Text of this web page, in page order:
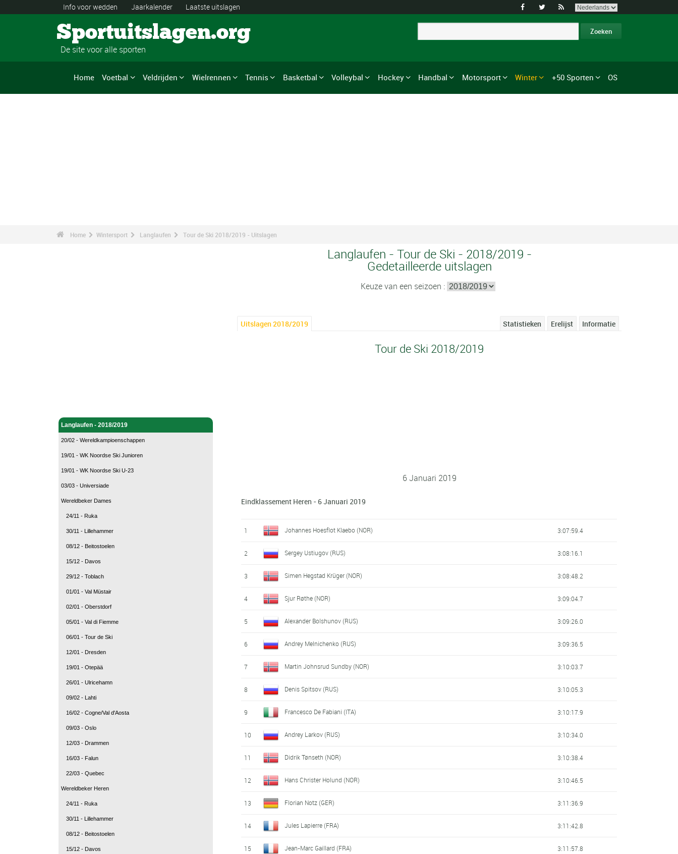
Info voor wedden Jaarkalender Laatste uitslagen   
Sportuitslagen.org
De site voor alle sporten
Home Voetbal Veldrijden Wielrennen Tennis Basketbal Volleybal Hockey Handbal Motorsport Winter +50 Sporten OS
Home Wintersport Langlaufen Tour de Ski 2018/2019 - Uitslagen
Langlaufen - 2018/2019
20/02 - Wereldkampioenschappen
19/01 - WK Noordse Ski Junioren
19/01 - WK Noordse Ski U-23
03/03 - Universiade
Wereldbeker Dames
24/11 - Ruka
30/11 - Lillehammer
08/12 - Beitostoelen
15/12 - Davos
29/12 - Toblach
01/01 - Val Müstair
02/01 - Oberstdorf
05/01 - Val di Fiemme
06/01 - Tour de Ski
12/01 - Dresden
19/01 - Otepää
26/01 - Ulricehamn
09/02 - Lahti
16/02 - Cogne/Val d'Aosta
09/03 - Oslo
12/03 - Drammen
16/03 - Falun
22/03 - Quebec
Wereldbeker Heren
24/11 - Ruka
30/11 - Lillehammer
08/12 - Beitostoelen
15/12 - Davos
Langlaufen - Tour de Ski - 2018/2019 -
Gedetailleerde uitslagen
Keuze van een seizoen :
Uitslagen 2018/2019 Informatie
Erelijst
Statistieken
Tour de Ski 2018/2019
6 Januari 2019
Eindklassement Heren - 6 Januari 2019
1 Johannes Hoesflot Klaebo (NOR) 3:07:59.4
2 Sergey Ustiugov (RUS) 3:08:16.1
3 Simen Hegstad Krüger (NOR) 3:08:48.2
4 Sjur Røthe (NOR) 3:09:04.7
5 Alexander Bolshunov (RUS) 3:09:26.0
6 Andrey Melnichenko (RUS) 3:09:36.5
7 Martin Johnsrud Sundby (NOR) 3:10:03.7
8 Denis Spitsov (RUS) 3:10:05.3
9 Francesco De Fabiani (ITA) 3:10:17.9
10 Andrey Larkov (RUS) 3:10:34.0
11 Didrik Tønseth (NOR) 3:10:38.4
12 Hans Christer Holund (NOR) 3:10:46.5
13 Florian Notz (GER) 3:11:36.9
14 Jules Lapierre (FRA) 3:11:42.8
15 Jean-Marc Gaillard (FRA) 3:11:57.8